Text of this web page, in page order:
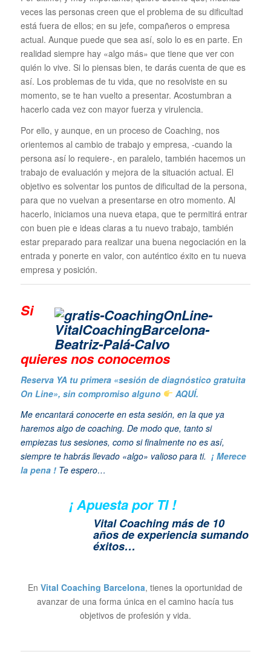
veces las personas creen que el problema de su dificultad
está fuera de ellos; en su jefe, compañeros o empresa
actual. Aunque puede que sea así, solo lo es en parte. En
realidad siempre hay «algo más» que tiene que ver con
quién lo vive. Si lo piensas bien, te darás cuenta de que es
así. Los problemas de tu vida, que no resolviste en su
momento, se te han vuelto a presentar. Acostumbran a
hacerlo cada vez con mayor fuerza y virulencia.
Por ello, y aunque, en un proceso de Coaching, nos
orientemos al cambio de trabajo y empresa, -cuando la
persona así lo requiere-, en paralelo, también hacemos un
trabajo de evaluación y mejora de la situación actual. El
objetivo es solventar los puntos de dificultad de la persona,
para que no vuelvan a presentarse en otro momento. Al
hacerlo, iniciamos una nueva etapa, que te permitirá entrar
con buen pie e ideas claras a tu nuevo trabajo, también
estar preparado para realizar una buena negociación en la
entrada y ponerte en valor, con auténtico éxito en tu nueva
empresa y posición.
Si
quieres nos conocemos
Reserva YA tu primera «sesión de diagnóstico gratuita
On Line», sin compromiso alguno
AQUÍ.
Me encantará conocerte en esta sesión, en la que ya
haremos algo de coaching. De modo que, tanto si
empiezas tus sesiones, como si finalmente no es así,
siempre te habrás llevado «algo» valioso para ti. ¡ Merece
la pena ! Te espero…
¡ Apuesta por TI !
Vital Coaching más de 10
años de experiencia sumando
éxitos…
EnVital Coaching Barcelona, tienes la oportunidad de
avanzar de una forma única en el camino hacía tus
objetivos de profesión y vida.